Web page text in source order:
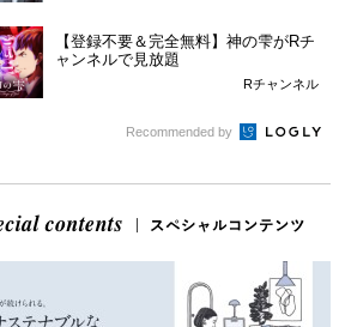
【登録不要＆完全無料】神の雫がRチ
ャンネルで見放題
Rチャンネル
Recommended by